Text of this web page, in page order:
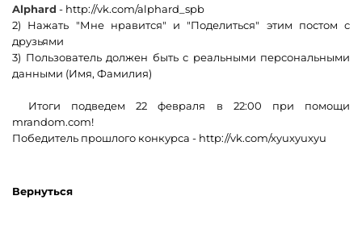
Alphard - http://vk.com/alphard_spb
2) Нажать "Мне нравится" и "Поделиться" этим постом с
друзьями
3) Пользователь должен быть с реальными персональными
данными (Имя, Фамилия)
Итоги подведем 22 февраля в 22:00 при помощи
mrandom.com!
Победитель прошлого конкурса - http://vk.com/xyuxyuxyu
Вернуться